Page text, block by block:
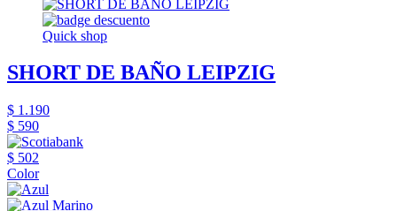
Quick shop
SHORT DE BAÑO LEIPZIG
$ 1.190
$ 590
$ 502
Color